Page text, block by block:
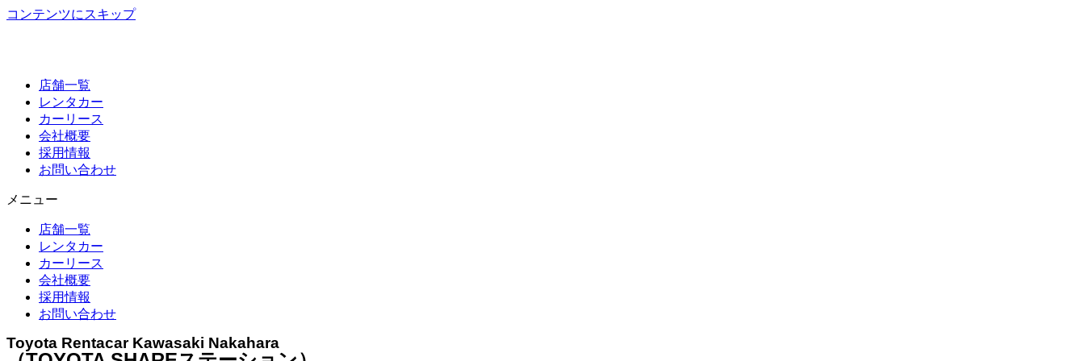
コンテンツにスキップ
店舗一覧
レンタカー
カーリース
会社概要
採用情報
お問い合わせ
メニュー
店舗一覧
レンタカー
カーリース
会社概要
採用情報
お問い合わせ
Toyota Rentacar Kawasaki Nakahara